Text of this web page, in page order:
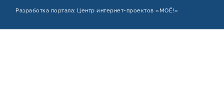
Разработка портала: Центр интернет‑проектов «МОЁ!»